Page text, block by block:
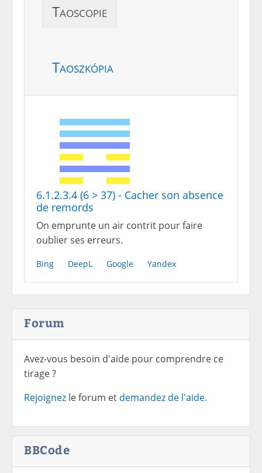
Taoscopie
Taoszkópia
6.1.2.3.4 (6 > 37) - Cacher son absence
de remords
On emprunte un air contrit pour faire
oublier ses erreurs.
Bing DeepL Google Yandex
Forum
Avez-vous besoin d'aide pour comprendre ce
tirage ?
Rejoignez le forum et demandez de l'aide.
BBCode